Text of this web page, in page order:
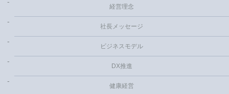
経営理念
社長メッセージ
ビジネスモデル
DX推進
健康経営